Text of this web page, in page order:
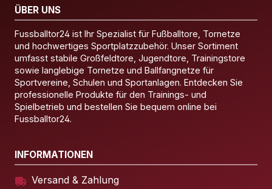
ÜBER UNS
Fussballtor24 ist Ihr Spezialist für Fußballtore, Tornetze
und hochwertiges Sportplatzzubehör. Unser Sortiment
umfasst stabile Großfeldtore, Jugendtore, Trainingstore
sowie langlebige Tornetze und Ballfangnetze für
Sportvereine, Schulen und Sportanlagen. Entdecken Sie
professionelle Produkte für den Trainings- und
Spielbetrieb und bestellen Sie bequem online bei
Fussballtor24.
INFORMATIONEN
Versand & Zahlung